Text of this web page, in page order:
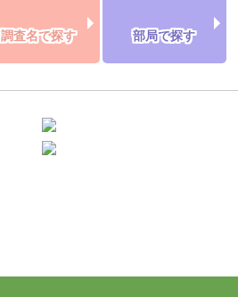
調査名で探す 部局で探す